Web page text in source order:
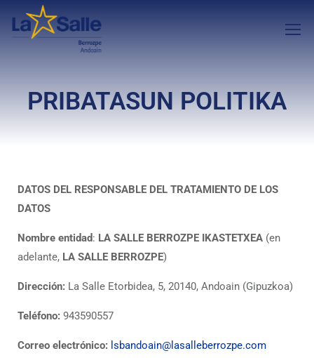
PRIBATASUN POLITIKA
DATOS DEL RESPONSABLE DEL TRATAMIENTO DE LOS
DATOS
Nombre entidad: LA SALLE BERROZPE IKASTETXEA (en
adelante, LA SALLE BERROZPE)
Dirección: La Salle Etorbidea, 5, 20140, Andoain (Gipuzkoa)
Teléfono: 943590557
Correo electrónico: lsbandoain@lasalleberrozpe.com